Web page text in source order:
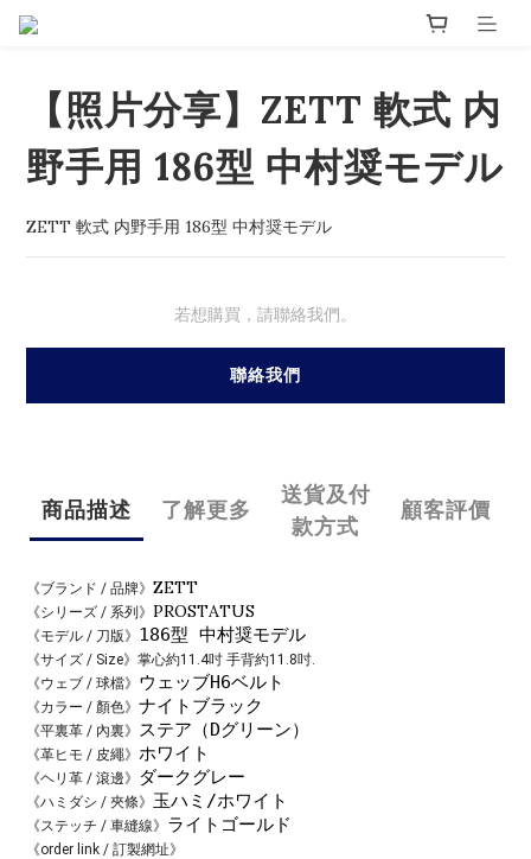
【照片分享】ZETT 軟式 内
野手用 186型 中村奨モデル
ZETT 軟式 内野手用 186型 中村奨モデル
若想購買，請聯絡我們。
聯絡我們
商品描述 了解更多
送貨及付
款方式
顧客評價
《ブランド / 品牌》 ZETT
《シリーズ / 系列》 PROSTATUS
《モデル / 刀版》 186型 中村奨モデル
《サイズ / Size》掌心約11.4吋 手背約11.8吋.
《ウェブ / 球檔》 ウェッブH6ベルト
《カラー / 顏色》 ナイトブラック
《平裏革 / 內裏》 ステア（Dグリーン）
《革ヒモ / 皮繩》 ホワイト
《ヘリ革 / 滾邊》 ダークグレー
《ハミダシ / 夾條》 玉ハミ/ホワイト
《ステッチ / 車縫線》 ライトゴールド
《order link / 訂製網址》